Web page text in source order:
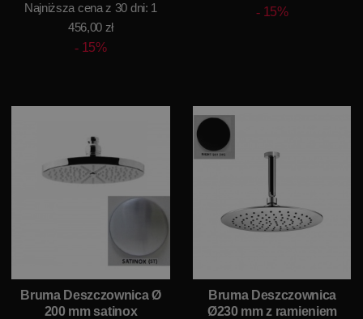
Najniższa cena z 30 dni: 1
456,00 zł
15%
15%
Bruma Deszczownica Ø
200 mm satinox
Bruma Deszczownica
Ø230 mm z ramieniem